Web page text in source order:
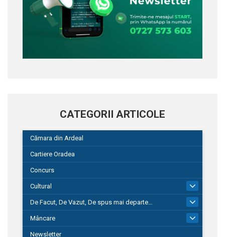
CATEGORII ARTICOLE
Cămara din Ardeal
Cartiere Oradea
Concurs
Cultural
De Facut, De Vazut, De spus mai departe…
580
Mâncare
Newsletter